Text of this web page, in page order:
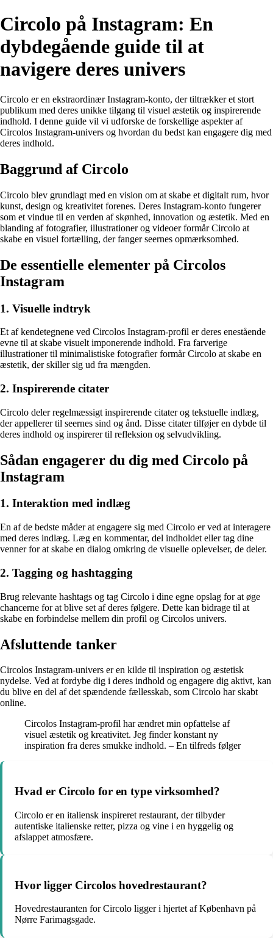
Circolo på Instagram: En
dybdegående guide til at
navigere deres univers
Circolo er en ekstraordinær Instagram-konto, der tiltrækker et stort
publikum med deres unikke tilgang til visuel æstetik og inspirerende
indhold. I denne guide vil vi udforske de forskellige aspekter af
Circolos Instagram-univers og hvordan du bedst kan engagere dig med
deres indhold.
Baggrund af Circolo
Circolo blev grundlagt med en vision om at skabe et digitalt rum, hvor
kunst, design og kreativitet forenes. Deres Instagram-konto fungerer
som et vindue til en verden af skønhed, innovation og æstetik. Med en
blanding af fotografier, illustrationer og videoer formår Circolo at
skabe en visuel fortælling, der fanger seernes opmærksomhed.
De essentielle elementer på Circolos
Instagram
1. Visuelle indtryk
Et af kendetegnene ved Circolos Instagram-profil er deres enestående
evne til at skabe visuelt imponerende indhold. Fra farverige
illustrationer til minimalistiske fotografier formår Circolo at skabe en
æstetik, der skiller sig ud fra mængden.
2. Inspirerende citater
Circolo deler regelmæssigt inspirerende citater og tekstuelle indlæg,
der appellerer til seernes sind og ånd. Disse citater tilføjer en dybde til
deres indhold og inspirerer til refleksion og selvudvikling.
Sådan engagerer du dig med Circolo på
Instagram
1. Interaktion med indlæg
En af de bedste måder at engagere sig med Circolo er ved at interagere
med deres indlæg. Læg en kommentar, del indholdet eller tag dine
venner for at skabe en dialog omkring de visuelle oplevelser, de deler.
2. Tagging og hashtagging
Brug relevante hashtags og tag Circolo i dine egne opslag for at øge
chancerne for at blive set af deres følgere. Dette kan bidrage til at
skabe en forbindelse mellem din profil og Circolos univers.
Afsluttende tanker
Circolos Instagram-univers er en kilde til inspiration og æstetisk
nydelse. Ved at fordybe dig i deres indhold og engagere dig aktivt, kan
du blive en del af det spændende fællesskab, som Circolo har skabt
online.
Circolos Instagram-profil har ændret min opfattelse af
visuel æstetik og kreativitet. Jeg finder konstant ny
inspiration fra deres smukke indhold. – En tilfreds følger
Hvad er Circolo for en type virksomhed?
Circolo er en italiensk inspireret restaurant, der tilbyder
autentiske italienske retter, pizza og vine i en hyggelig og
afslappet atmosfære.
Hvor ligger Circolos hovedrestaurant?
Hovedrestauranten for Circolo ligger i hjertet af København på
Nørre Farimagsgade.